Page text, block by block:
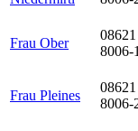
Frau Ober
08621
8006-
Frau Pleines
08621
8006-